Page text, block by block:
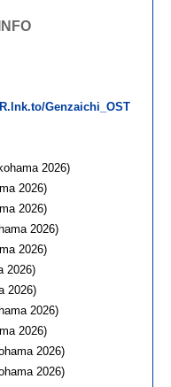
Genzaichi_OST
2026)
2026)
2026)
2026)
2026)
2026)
2026)
2026)
2026)
2026)
2026)